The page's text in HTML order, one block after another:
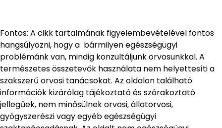
Fontos: A cikk tartalmának figyelembevételével fontos
hangsúlyozni, hogy a bármilyen egészségügyi
problémánk van, mindig konzultáljunk orvosunkkal. A
természetes összetevők használata nem helyettesíti a
szakszerű orvosi tanácsokat. Az oldalon található
információk kizárólag tájékoztató és szórakoztató
jellegűek, nem minősülnek orvosi, állatorvosi,
gyógyszerészi vagy egyéb egészségügyi